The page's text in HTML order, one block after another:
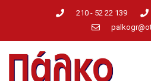
210 - 52 22 139